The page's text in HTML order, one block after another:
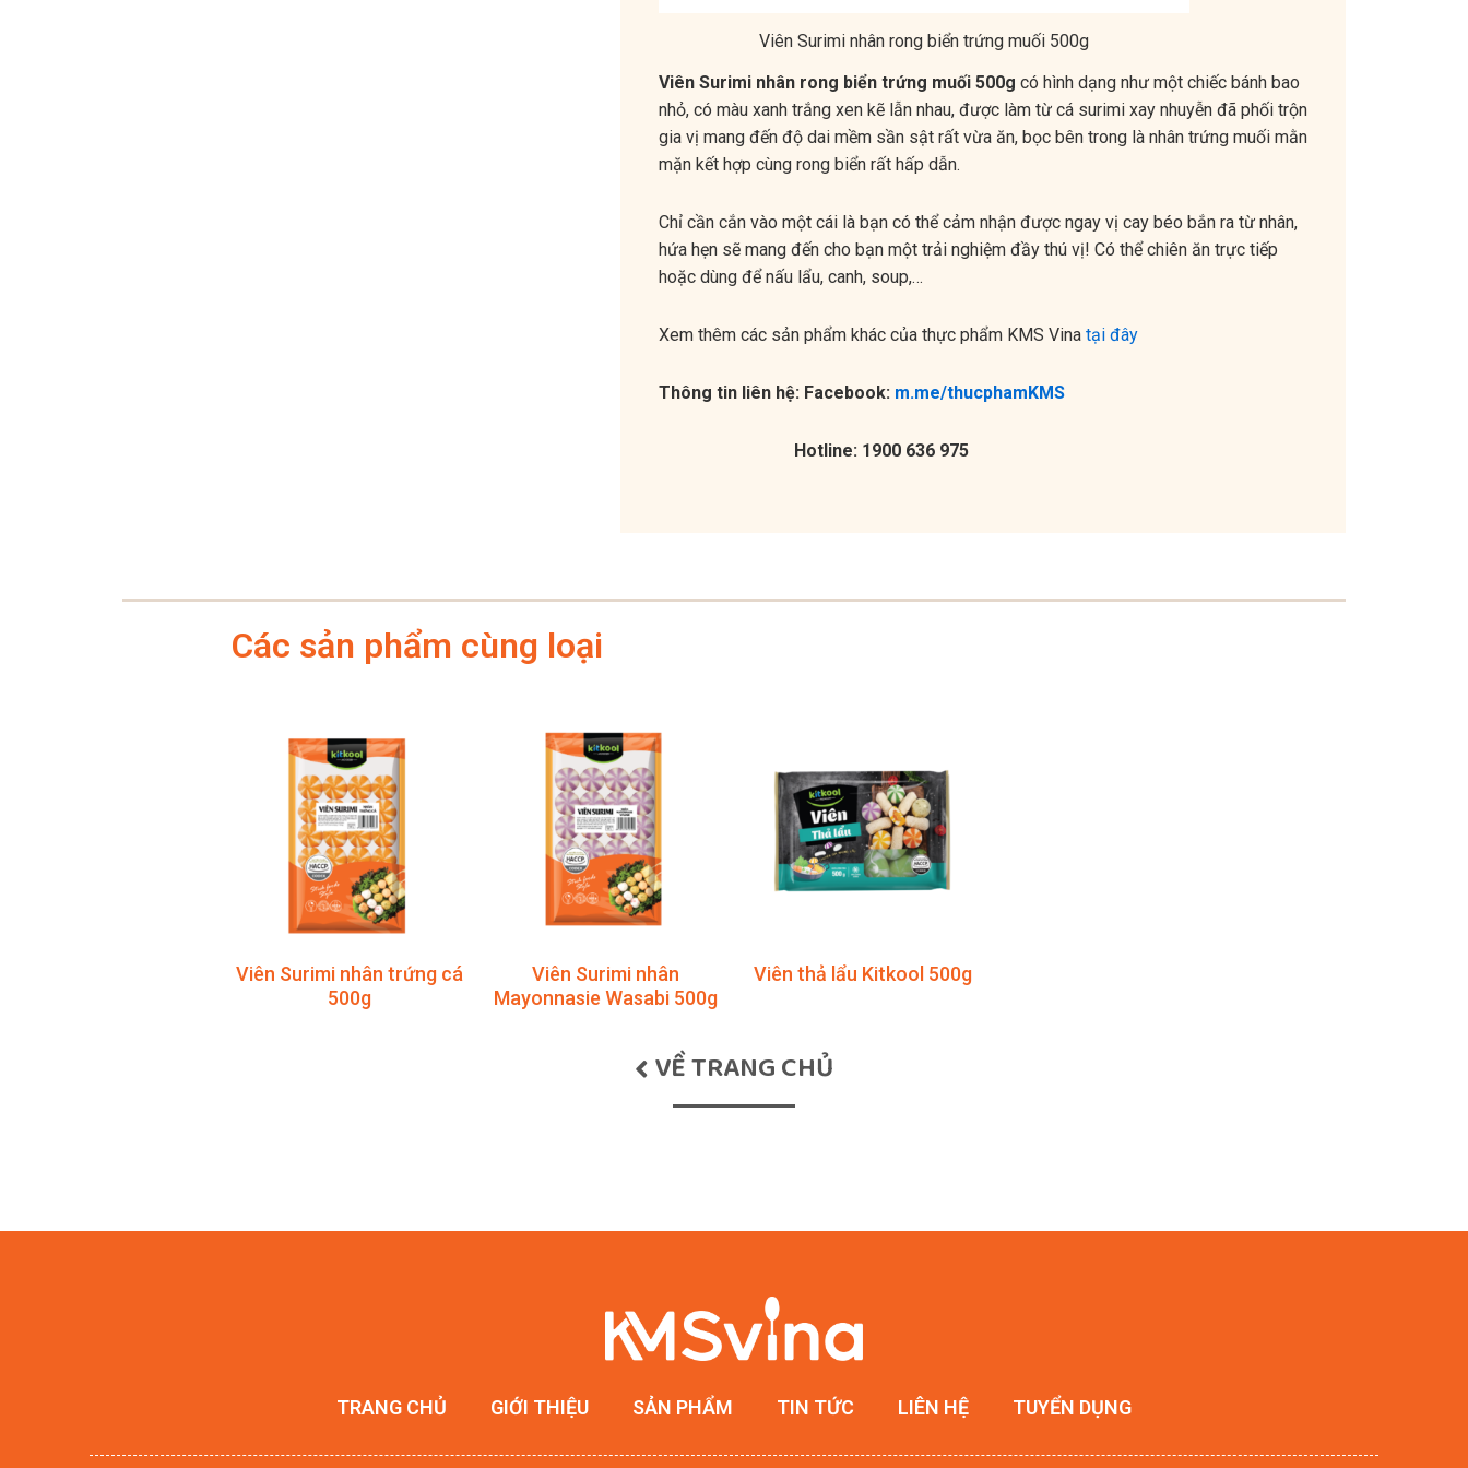
Viên Surimi nhân rong biển trứng muối 500g
Viên Surimi nhân rong biển trứng muối 500g có hình dạng như một chiếc bánh bao
nhỏ, có màu xanh trắng xen kẽ lẫn nhau, được làm từ cá surimi xay nhuyễn đã phối trộn
gia vị mang đến độ dai mềm sần sật rất vừa ăn, bọc bên trong là nhân trứng muối mằn
mặn kết hợp cùng rong biển rất hấp dẫn.
Chỉ cần cắn vào một cái là bạn có thể cảm nhận được ngay vị cay béo bắn ra từ nhân,
hứa hẹn sẽ mang đến cho bạn một trải nghiệm đầy thú vị! Có thể chiên ăn trực tiếp
hoặc dùng để nấu lẩu, canh, soup,…
Xem thêm các sản phẩm khác của thực phẩm KMS Vina tại đây
Thông tin liên hệ: Facebook: m.me/thucphamKMS
Hotline: 1900 636 975
Các sản phẩm cùng loại
Viên Surimi nhân trứng cá
500g
Viên Surimi nhân
Mayonnasie Wasabi 500g
Viên thả lẩu Kitkool 500g
VỀ TRANG CHỦ
TRANG CHỦ GIỚI THIỆU SẢN PHẨM TIN TỨC LIÊN HỆ TUYỂN DỤNG